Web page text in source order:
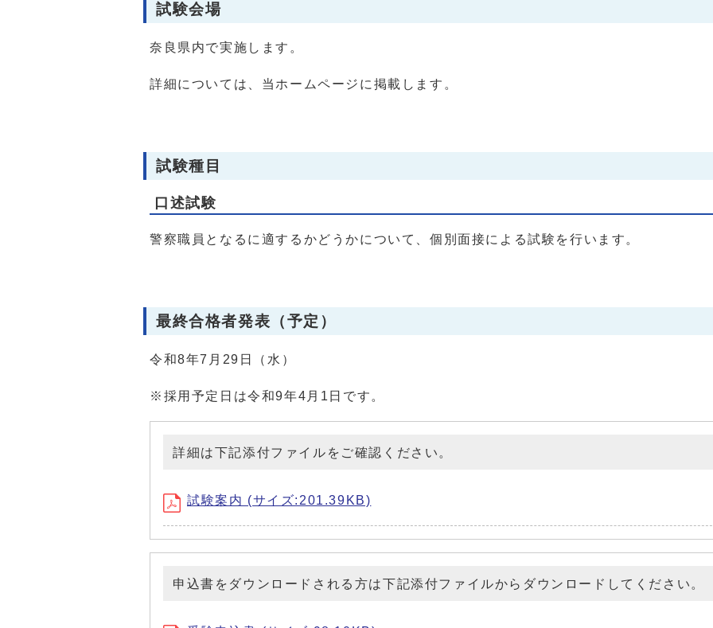
試験会場
奈良県内で実施します。
詳細については、当ホームページに掲載します。
試験種目
口述試験
警察職員となるに適するかどうかについて、個別面接による試験を行います。
最終合格者発表（予定）
令和8年7月29日（水）
※採用予定日は令和9年4月1日です。
詳細は下記添付ファイルをご確認ください。
試験案内 (サイズ:201.39KB)
申込書をダウンロードされる方は下記添付ファイルからダウンロードしてください。